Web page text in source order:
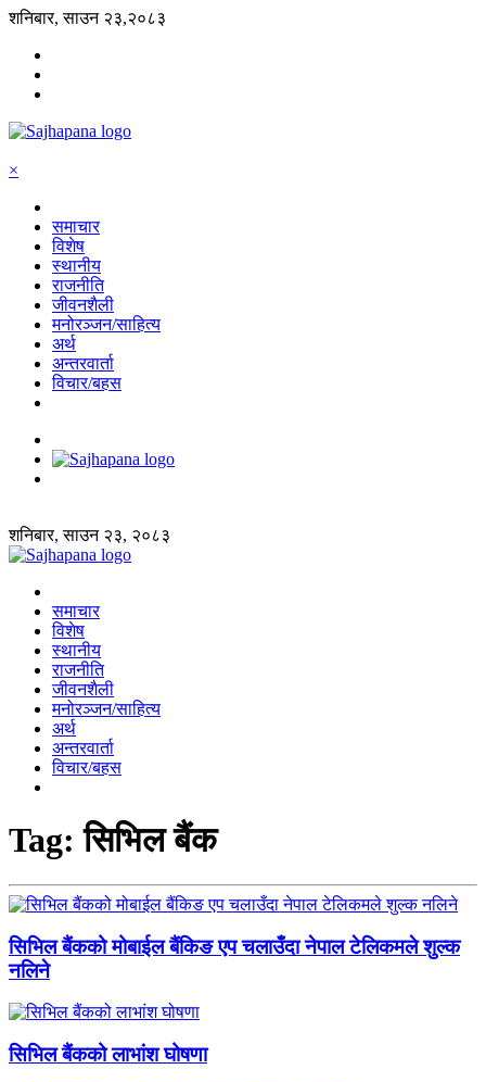
शनिबार, साउन २३,२०८३
×
समाचार
विशेष
स्थानीय
राजनीति
जीवनशैली
मनोरञ्जन/साहित्य
अर्थ
अन्तरवार्ता
विचार/बहस
शनिबार, साउन २३, २०८३
समाचार
विशेष
स्थानीय
राजनीति
जीवनशैली
मनोरञ्जन/साहित्य
अर्थ
अन्तरवार्ता
विचार/बहस
Tag:सिभिल बैंक
सिभिल बैंकको मोबाईल बैंकिङ एप चलाउँदा नेपाल टेलिकमले शुल्क
नलिने
सिभिल बैंकको लाभांश घोषणा